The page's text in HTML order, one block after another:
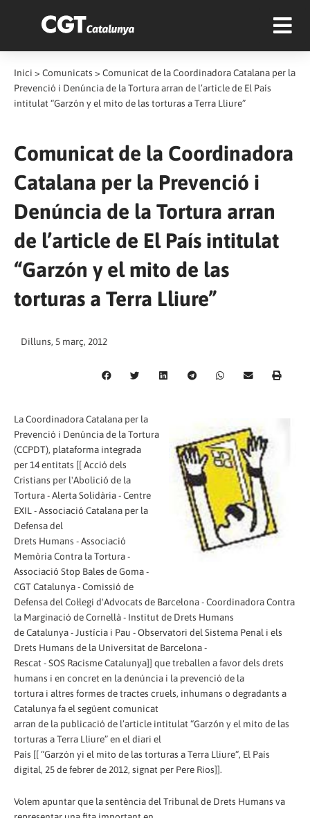
Inici > Comunicats > Comunicat de la Coordinadora Catalana per la
Prevenció i Denúncia de la Tortura arran de l’article de El País
intitulat “Garzón y el mito de las torturas a Terra Lliure”
Comunicat de la Coordinadora
Catalana per la Prevenció i
Denúncia de la Tortura arran
de l’article de El País intitulat
“Garzón y el mito de las
torturas a Terra Lliure”
Dilluns, 5 març, 2012
La Coordinadora Catalana per la
Prevenció i Denúncia de la Tortura
(CCPDT), plataforma integrada
per 14 entitats [[ Acció dels
Cristians per l'Abolició de la
Tortura - Alerta Solidària - Centre
EXIL - Associació Catalana per la
Defensa del
Drets Humans - Associació
Memòria Contra la Tortura -
Associació Stop Bales de Goma -
CGT Catalunya - Comissió de
Defensa del Col·legi d'Advocats de Barcelona - Coordinadora Contra
la Marginació de Cornellà - Institut de Drets Humans
de Catalunya - Justícia i Pau - Observatori del Sistema Penal i els
Drets Humans de la Universitat de Barcelona -
Rescat - SOS Racisme Catalunya]] que treballen a favor dels drets
humans i en concret en la denúncia i la prevenció de la
tortura i altres formes de tractes cruels, inhumans o degradants a
Catalunya fa el següent comunicat
arran de la publicació de l’article intitulat “Garzón y el mito de las
torturas a Terra Lliure” en el diari el
País [[ “Garzón yi el mito de las torturas a Terra Lliure“, El País
digital, 25 de febrer de 2012, signat per Pere Rios]].
Volem apuntar que la sentència del Tribunal de Drets Humans va